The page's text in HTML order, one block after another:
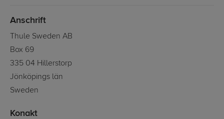
Anschrift
Thule Sweden AB
Box 69
335 04 Hillerstorp
Jönköpings län
Sweden
Konakt